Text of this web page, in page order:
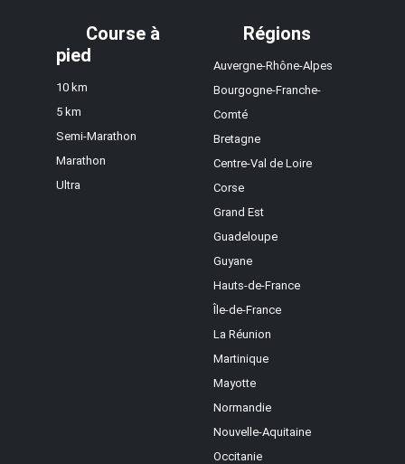
Course à
pied
10 km
5 km
Semi-Marathon
Marathon
Ultra
Régions
Auvergne-Rhône-Alpes
Bourgogne-Franche-
Comté
Bretagne
Centre-Val de Loire
Corse
Grand Est
Guadeloupe
Guyane
Hauts-de-France
Île-de-France
La Réunion
Martinique
Mayotte
Normandie
Nouvelle-Aquitaine
Occitanie